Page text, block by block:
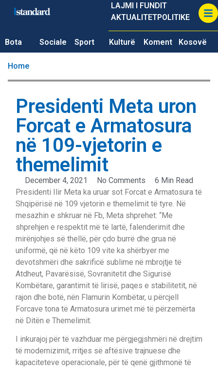
LAJMI I FUNDIT
AKTUALITETPOLITIKE
Bota Sociale Sport Kulturë Koment Kosovë
Home
Presidenti Meta uron
Forcat e Armatosura
në 109-vjetorin e
themelimit
December 4, 2021 No Comments
6 Min Read
Presidenti Ilir Meta ka uruar sot Forcat e Armatosura të
Shqipërisë në 109 vjetorin e themelimit të tyre. Në
mesazhin e shkruar në Fb, Meta shprehet: “Me
shprehjen e respektit më të lartë, falenderimit dhe
mirënjohjes së thellë, për çdo burrë dhe grua në
uniformë, që në këto 109 vite ka shërbyer me
devotshmëri dhe sakrificë sublime në mbrojtje të
Atdheut, Pavarësisë, Sovranitetit dhe Sigurisë
Kombëtare, garantimit të lirisë, paqes e stabilitetit, në
rajon dhe botë, nën Flamurin Kombëtar, u përcjell
Forcave tona të Armatosura urimet më të përzemërta
në Ditën e Themelimit.
I inkurajoj për të vazhduar me përgjegjshmëri në drejtim
të modernizimit, rritjes së aftësive trajnuese dhe
kapaciteteve operacionale, për të qenë gjithmonë të